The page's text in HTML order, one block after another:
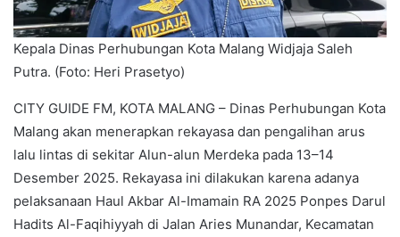
Kepala Dinas Perhubungan Kota Malang Widjaja Saleh
Putra. (Foto: Heri Prasetyo)
CITY GUIDE FM, KOTA MALANG – Dinas Perhubungan Kota
Malang akan menerapkan rekayasa dan pengalihan arus
lalu lintas di sekitar Alun-alun Merdeka pada 13–14
Desember 2025. Rekayasa ini dilakukan karena adanya
pelaksanaan Haul Akbar Al-Imamain RA 2025 Ponpes Darul
Hadits Al-Faqihiyyah di Jalan Aries Munandar, Kecamatan